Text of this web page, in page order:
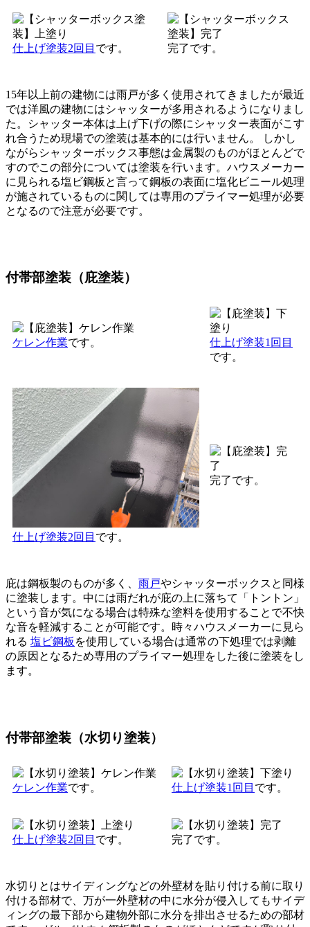
仕上げ塗装2回目 です。 完了です。
15年以上前の建物には雨戸が多く使用されてきましたが最近
では洋風の建物にはシャッターが多用されるようになりまし
た。シャッター本体は上げ下げの際にシャッター表面がこす
れ合うため現場での塗装は基本的には行いません。 しかし
ながらシャッターボックス事態は金属製のものがほとんどで
すのでこの部分については塗装を行います。ハウスメーカー
に見られる塩ビ鋼板と言って鋼板の表面に塩化ビニール処理
が施されているものに関しては専用のプライマー処理が必要
となるので注意が必要です。
付帯部塗装（庇塗装）
ケレン作業です。
仕上げ塗装1回目
です。
仕上げ塗装2回目 です。
完了です。
庇は鋼板製のものが多く、 雨戸やシャッターボックスと同様
に塗装します。中には雨だれが庇の上に落ちて「トントン」
という音が気になる場合は特殊な塗料を使用することで不快
な音を軽減することが可能です。時々ハウスメーカーに見ら
れる 塩ビ鋼板 を使用している場合は通常の下処理では剥離
の原因となるため専用のプライマー処理をした後に塗装をし
ます。
付帯部塗装（水切り塗装）
ケレン作業です。 仕上げ塗装1回目 です。
仕上げ塗装2回目 です。 完了です。
水切りとはサイディングなどの外壁材を貼り付ける前に取り
付ける部材で、万が一外壁材の中に水分が侵入してもサイデ
ィングの最下部から建物外部に水分を排出させるための部材